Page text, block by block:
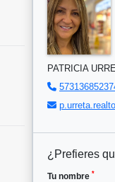
PATRICIA
¿Prefieres
Tu nombre *